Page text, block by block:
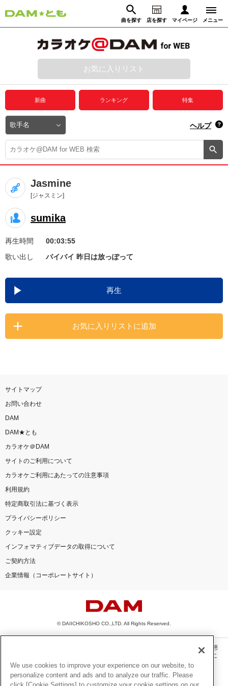
曲を探す 店を探す マイページ メニュー
動画からさがす 録音からさがす
ログイン
プレミアムサービス
DAM★とも動画
DAM★とも録音
カラオケ＠DAM
ユーザー検索
キャンペーン
お知らせ よくあるご質問
DAMの新曲・ランキングなど
カラオケ最新情報をチェック！
お気に入りリスト
新曲 ランキング 特集
ヘルプ
Jasmine
[ジャスミン]
sumika
再生時間
00:03:55
歌い出し
バイバイ 昨日は放っぽって
再生
お気に入りリストに追加
サイトマップ
お問い合わせ
DAM
DAM★とも
カラオケ＠DAM
サイトのご利用について
カラオケご利用にあたっての注意事項
利用規約
特定商取引法に基づく表示
プライバシーポリシー
クッキー設定
インフォマティブデータの取得について
ご契約方法
企業情報（コーポレートサイト）
© DAIICHIKOSHO CO.,LTD. All Rights Reserved.
このサイトに掲載されている一切の文章・画像・写真・動画・音声等を、手段や形態
を問わず、著作権法の定める範囲を超えて無断で複製、転載、ファイル化などするこ
とを禁じます。
楽曲及びコンテンツは、機種によりご利用いただけない場合があります。
We use cookies to improve your experience on our website, to
personalize content and ads and to analyze our traffic. Please